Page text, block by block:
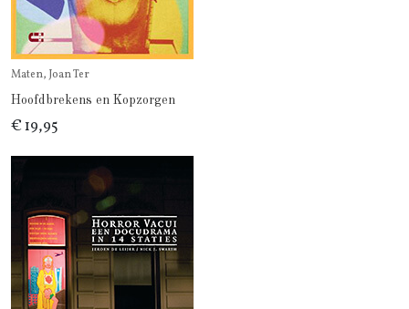
Maten, Joan Ter
Hoofdbrekens en Kopzorgen
€ 19,95